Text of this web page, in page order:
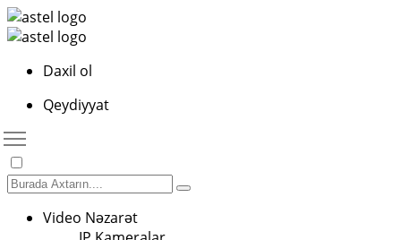
Daxil ol
Qeydiyyat
Video Nəzarət